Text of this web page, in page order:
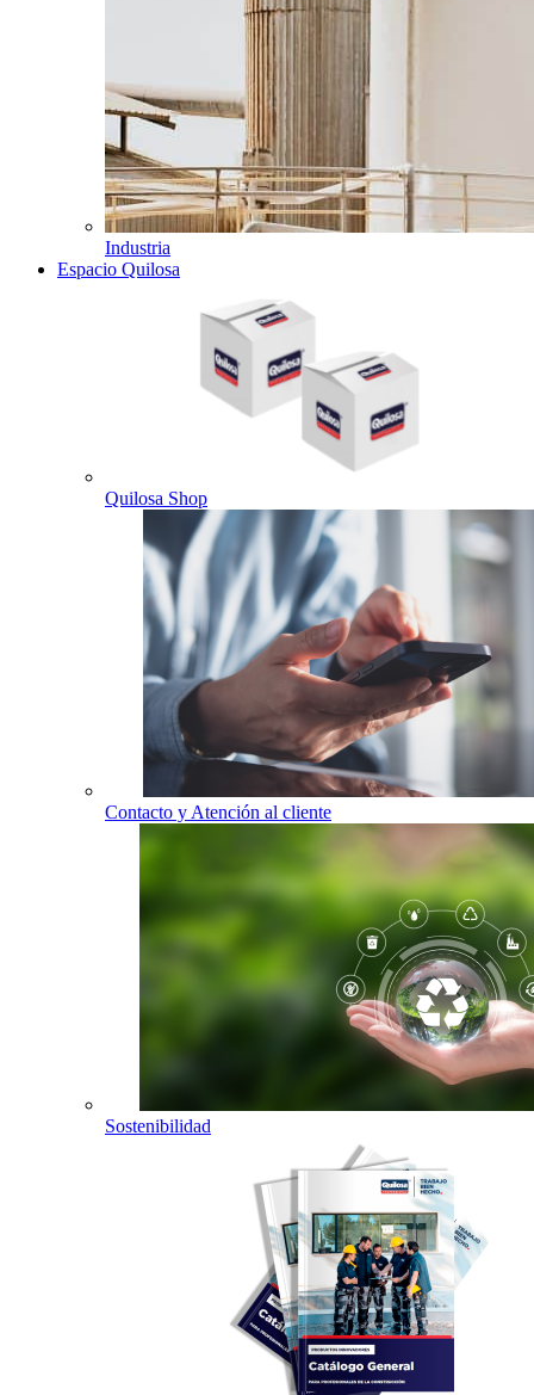
Industria
Espacio Quilosa
Quilosa Shop
Contacto y Atención al cliente
Sostenibilidad